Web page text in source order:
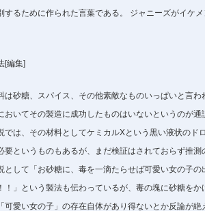
するために作られた言葉である。 ジャニーズがイケ
[編集]
は砂糖、スパイス、その他素敵なものいっぱいと言わ
おいてその製造に成功したものはいないというのが通
では、その材料としてケミカルXという黒い液状のド
要というものもあるが、まだ検証はされておらず推測
として「お砂糖に、毒を一滴たらせば可愛い女の子の
！」という製法も伝わっているが、毒の塊に砂糖をか
可愛い女の子」の存在自体があり得ないとか反論が絶